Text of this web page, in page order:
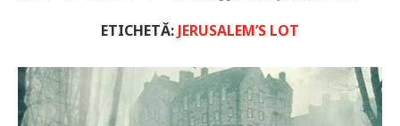
ETICHETĂ: JERUSALEM’S LOT